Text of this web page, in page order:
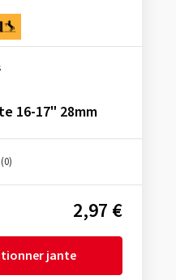
16-17" 28mm
(0)
2,97 €
jante